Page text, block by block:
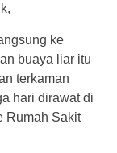
ke
buaya liar itu
terkaman
hari dirawat di
Rumah Sakit